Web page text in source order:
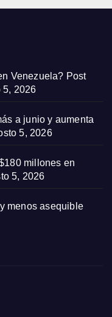
Venezuela? Post
5, 2026
a junio y aumenta
5, 2026
millones en
5, 2026
menos asequible